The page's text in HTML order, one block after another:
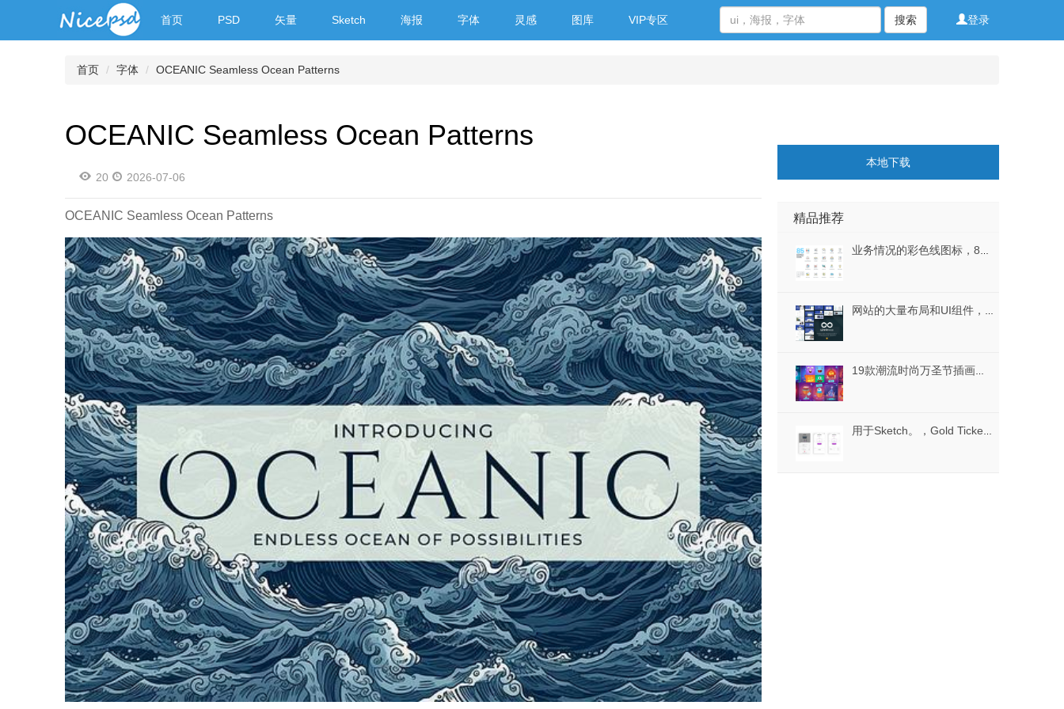
首页 PSD 矢量 Sketch 海报 字体 灵感 图库 VIP专区 登录
搜索
首页 字体 OCEANIC Seamless Ocean Patterns
OCEANIC Seamless Ocean Patterns
20 2026-07-06
OCEANIC Seamless Ocean Patterns
本地下载
精品推荐